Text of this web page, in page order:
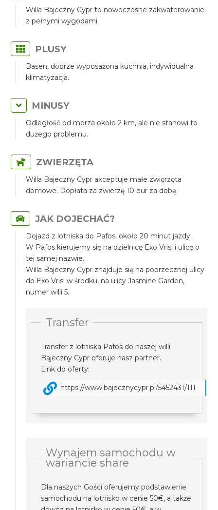
Willa Bajeczny Cypr to nowoczesne zakwaterowanie
z pełnymi wygodami.
PLUSY
Basen, dobrze wyposażona kuchnia, indywidualna
klimatyzacja.
MINUSY
Odległość od morza około 2 km, ale nie stanowi to
dużego problemu.
ZWIERZĘTA
Willa Bajeczny Cypr akceptuje małe zwięrzęta
domowe. Dopłata za zwierzę 10 eur za dobę.
JAK DOJECHAĆ?
Dojazd z lotniska do Pafos, około 20 minut jazdy.
W Pafos kierujemy się na dzielnicę Exo Vrisi i ulicę o
tej samej nazwie.
Willa Bajeczny Cypr znajduje się na poprzecznej ulicy
do Exo Vrisi w środku, na ulicy Jasmine Garden,
numer willi 5.
Transfer
Transfer z lotniska Pafos do naszej willi
Bajeczny Cypr oferuje nasz partner.
Link do oferty:
https://www.bajecznycypr.pl/5452431/111
Wynajem samochodu w
wariancie share
Dla naszych Gości oferujemy podstawienie
samochodu na lotnisko w cenie 50€, a także